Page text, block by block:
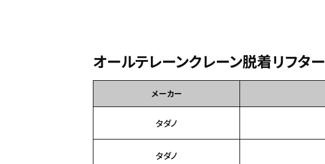
オールテレーンクレーン脱着リフター
メーカー
タダノ
タダノ